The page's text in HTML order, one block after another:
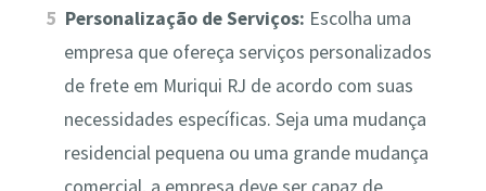
Personalização de Serviços: Escolha uma
empresa que ofereça serviços personalizados
de frete em Muriqui RJ de acordo com suas
necessidades específicas. Seja uma mudança
residencial pequena ou uma grande mudança